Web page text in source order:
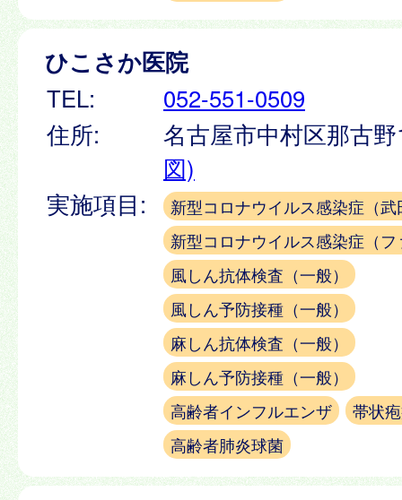
ひこさか医院
TEL:
052-551-0509
住所:
名古屋市中村区那古
図)
実施項目:
新型コロナウイルス感染症（
新型コロナウイルス感染症（
風しん抗体検査（一般）
風しん予防接種（一般）
麻しん抗体検査（一般）
麻しん予防接種（一般）
高齢者インフルエンザ
帯状
高齢者肺炎球菌